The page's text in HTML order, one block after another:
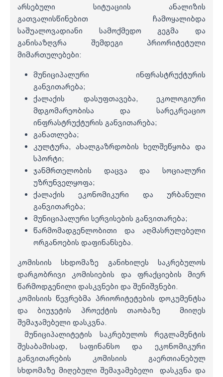
არსებული სიტუაციის ანალიზის
გათვალისწინებით ჩამოყალიბდა
საშუალოვადიანი სამოქმედო გეგმა და
განისაზღვრა შემდეგი პრიორიტეტული
მიმართულებები:
მუნიციპალური ინფრასტრუქტურის
განვითარება;
ქალაქის დასუფთავება, ეკოლოგიური
მდგომარეობისა და სარეკრეაციო
ინფრასტრუქტურის განვითარება;
განათლება;
კულტურა, ახალგაზრდობის ხელშეწყობა და
სპორტი;
ჯანმრთელობის დაცვა და სოციალური
უზრუნველყოფა;
ქალაქის ეკონომიკური და ურბანული
განვითარება;
მუნიციპალური სერვისების განვითარება;
წარმომადგენლობითი და აღმასრულებელი
ორგანოების დაფინანსება.
კომისიის სხდომაზე განიხილეს საკრებულოს
დარგობრივი კომისიების და ფრაქციების მიერ
წარმოდგენილი დასკვნები და შენიშვნები.
კომისიის წევრებმა პრიორიტეტების დოკუმენტსა
და ბიუჯეტის პროექტის თაობაზე მიიღეს
შემაჯამებელი დასკვნა.
მუნიციპალიტეტის საკრებულოს რეგლამენტის
შესაბამისად, საფინანსო და ეკონომიკური
განვითარების კომისიის გაერთიანებულ
სხდომაზე მიღებული შემაჯამებელი დასკვნა და